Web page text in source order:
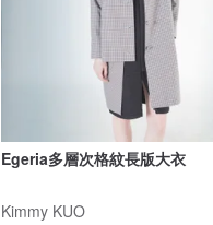
Egeria多層次格紋長版大衣
Kimmy KUO